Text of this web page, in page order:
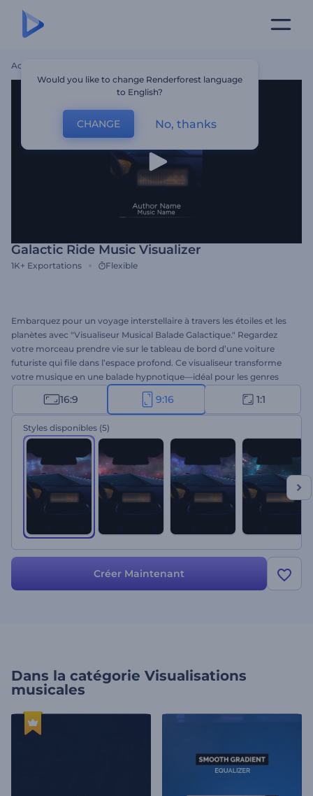
Accueil
Galactic Ride Music Visualizer
1K+ Exportations Flexible
Embarquez pour un voyage interstellaire à travers les étoiles et les
planètes avec "Visualiseur Musical Balade Galactique." Regardez
votre morceau prendre vie sur le tableau de bord d’une voiture
futuriste qui file dans l’espace profond. Ce visualiseur transforme
votre musique en une balade hypnotique—idéal pour les genres
électronique, techno, ambient, chillwave, et plus encore. Téléversez
votre piste, personnalisez les noms de l’artiste et du morceau, et
laissez votre musique traverser l’univers. Créez-le maintenant !
16:9 9:16 1:1
Styles disponibles (5)
Créer Maintenant
Dans la catégorie Visualisations
musicales
Would you like to change Renderforest language
to English?
CHANGE No, thanks